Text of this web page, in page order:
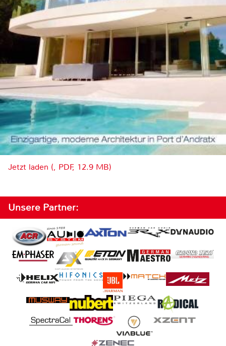
Jetzt laden (, PDF, 12.9 MB)
Unsere Partner: